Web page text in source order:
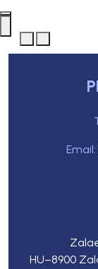
Email:
HU–8900